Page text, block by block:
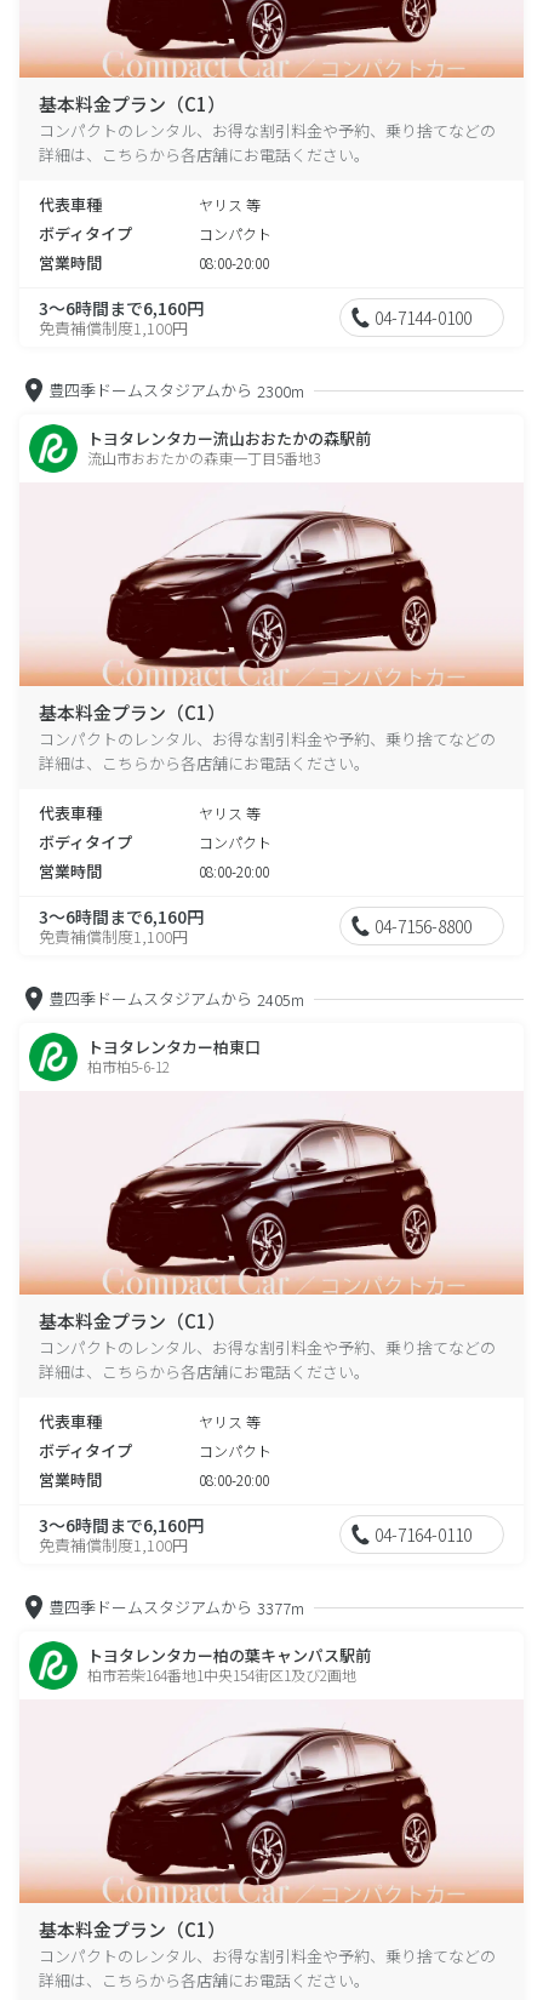
基本料金プラン（C1）
コンパクトのレンタル、お得な割引料金や予約、乗り捨てなどの
詳細は、こちらから各店舗にお電話ください。
代表車種 ヤリス 等
ボディタイプ コンパクト
営業時間 08:00-20:00
3～6時間まで6,160円
免責補償制度1,100円 04-7144-0100
豊四季ドームスタジアムから 2300m
トヨタレンタカー流山おおたかの森駅前
流山市おおたかの森東一丁目5番地3
基本料金プラン（C1）
コンパクトのレンタル、お得な割引料金や予約、乗り捨てなどの
詳細は、こちらから各店舗にお電話ください。
代表車種 ヤリス 等
ボディタイプ コンパクト
営業時間 08:00-20:00
3～6時間まで6,160円
免責補償制度1,100円 04-7156-8800
豊四季ドームスタジアムから 2405m
トヨタレンタカー柏東口
柏市柏5-6-12
基本料金プラン（C1）
コンパクトのレンタル、お得な割引料金や予約、乗り捨てなどの
詳細は、こちらから各店舗にお電話ください。
代表車種 ヤリス 等
ボディタイプ コンパクト
営業時間 08:00-20:00
3～6時間まで6,160円
免責補償制度1,100円 04-7164-0110
豊四季ドームスタジアムから 3377m
トヨタレンタカー柏の葉キャンパス駅前
柏市若柴164番地1中央154街区1及び2画地
基本料金プラン（C1）
コンパクトのレンタル、お得な割引料金や予約、乗り捨てなどの
詳細は、こちらから各店舗にお電話ください。